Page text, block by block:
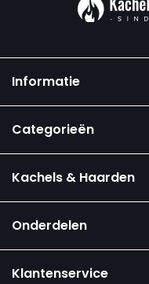
Informatie
Categorieën
Kachels & Haarden
Onderdelen
Klantenservice